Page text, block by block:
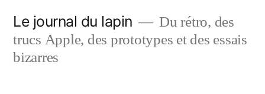
contenu
Le journal du lapin
Du rétro, des
trucs Apple, des prototypes et des essais
bizarres